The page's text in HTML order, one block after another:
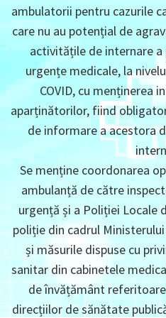
ambulatorii pentru cazurile
care nu au potențial de
activitățile de internare
urgențe medicale, la
COVID, cu menținerea
aparținătorilor, fiind
de informare a acestora
Se menține coordonarea
ambulanță de către
urgență și a Poliției Locale
poliție din cadrul
și măsurile dispuse cu
sanitar din cabinetele
de învățământ
direcțiilor de sănătate